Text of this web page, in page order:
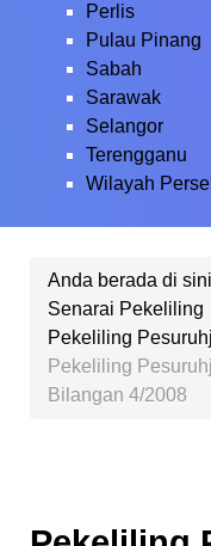
Perlis
Pulau Pinang
Sabah
Sarawak
Selangor
Terengganu
Wilayah
Anda berada di
Senarai Pekeliling
Pekeliling
Pekeliling
Bilangan 4/2008